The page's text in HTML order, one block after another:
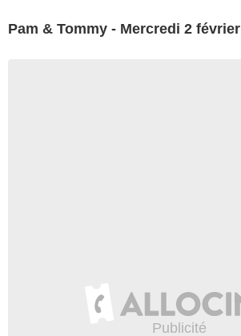
Pam & Tommy - Mercredi 2 février